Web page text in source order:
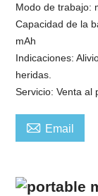
Modo de trabajo:
Capacidad de la
mAh
Indicaciones:
heridas.
Servicio: Venta al
 Email